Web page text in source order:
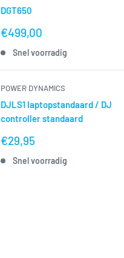
DGT650
nu
€499,00
Snel voorradig
POWER DYNAMICS
DJLS1 laptopstandaard / DJ
controller standaard
nu
€29,95
Snel voorradig